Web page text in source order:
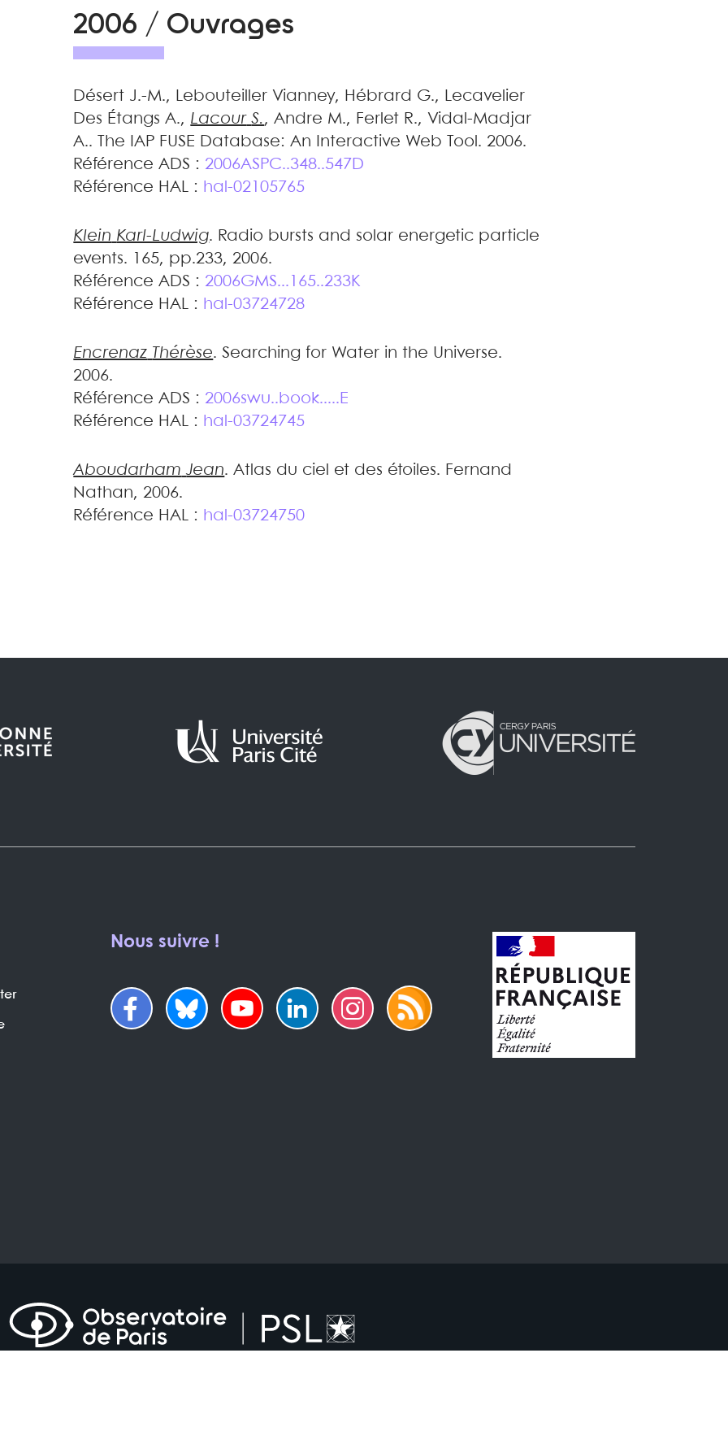
2006 / Ouvrages
Désert J.-M., Lebouteiller Vianney, Hébrard G., Lecavelier
Des Étangs A., Lacour S.,Andre M., Ferlet R., Vidal-Madjar
A.. The IAP FUSE Database: An Interactive Web Tool .2006.
Référence ADS : 2006ASPC..348..547D
Référence HAL : hal-02105765
Klein Karl-Ludwig. Radio bursts and solar energetic particle
events. 165, pp.233, 2006.
Référence ADS : 2006GMS...165..233K
Référence HAL : hal-03724728
Encrenaz Thérèse.Searching for Water in the Universe.
2006.
Référence ADS : 2006swu..book.....E
Référence HAL : hal-03724745
Aboudarham Jean.Atlas du ciel et des étoiles. Fernand
Nathan, 2006.
Référence HAL : hal-03724750
Nous suivre !